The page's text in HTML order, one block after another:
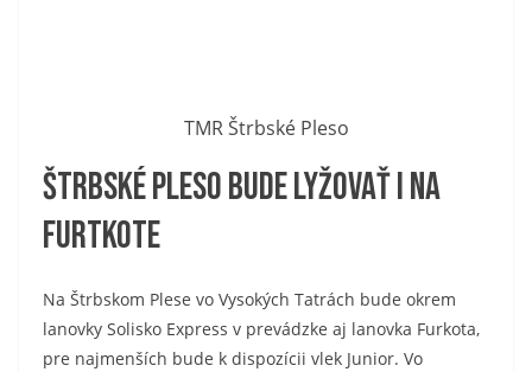
TMR Štrbské Pleso
Štrbské Pleso bude lyžovať i na
Furtkote
Na Štrbskom Plese vo Vysokých Tatrách bude okrem
lanovky Solisko Express v prevádzke aj lanovka Furkota,
pre najmenších bude k dispozícii vlek Junior. Vo